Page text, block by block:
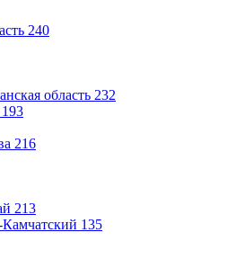
240
область 232
193
216
213
135